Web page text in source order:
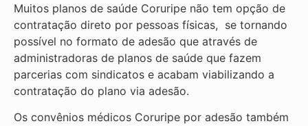
Muitos planos de saúde Coruripe não tem opção de
contratação direto por pessoas físicas, se tornando
possível no formato de adesão que através de
administradoras de planos de saúde que fazem
parcerias com sindicatos e acabam viabilizando a
contratação do plano via adesão.
Os convênios médicos Coruripe por adesão também